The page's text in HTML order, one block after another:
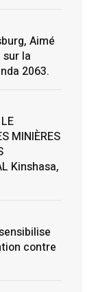
Aimé
sur la
2063.
MINIÈRES
Kinshasa,
contre